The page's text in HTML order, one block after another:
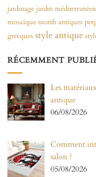
jardinage jardin méditerranéen
mosaïque motifs antiques
grecques style antique
RÉCEMMENT
Les
antique
06/08/2026
Comment
salon ?
05/08/2026